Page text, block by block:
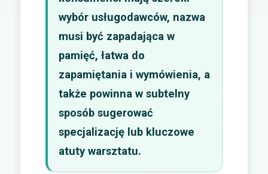
wybór usługodawców, nazwa
musi być zapadająca w
pamięć, łatwa do
zapamiętania i wymówienia, a
także powinna w subtelny
sposób sugerować
specjalizację lub kluczowe
atuty warsztatu.